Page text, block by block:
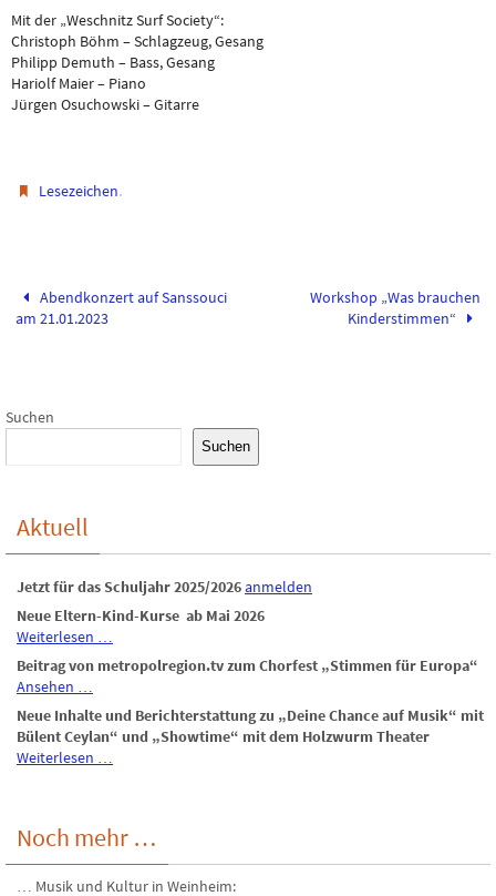
Mit der „Weschnitz Surf Society“:
Christoph Böhm – Schlagzeug, Gesang
Philipp Demuth – Bass, Gesang
Hariolf Maier – Piano
Jürgen Osuchowski – Gitarre
Lesezeichen.
Abendkonzert auf Sanssouci
am 21.01.2023
Workshop „Was brauchen
Kinderstimmen“
Suchen
Suchen
Aktuell
Jetzt für das Schuljahr 2025/2026anmelden
Neue Eltern-Kind-Kurse ab Mai 2026
Weiterlesen …
Beitrag von metropolregion.tv zum Chorfest „Stimmen für Europa“
Ansehen …
Neue Inhalte und Berichterstattung zu „Deine Chance auf Musik“ mit
Bülent Ceylan“ und „Showtime“ mit dem Holzwurm Theater
Weiterlesen …
Noch mehr …
… Musik und Kultur in Weinheim: